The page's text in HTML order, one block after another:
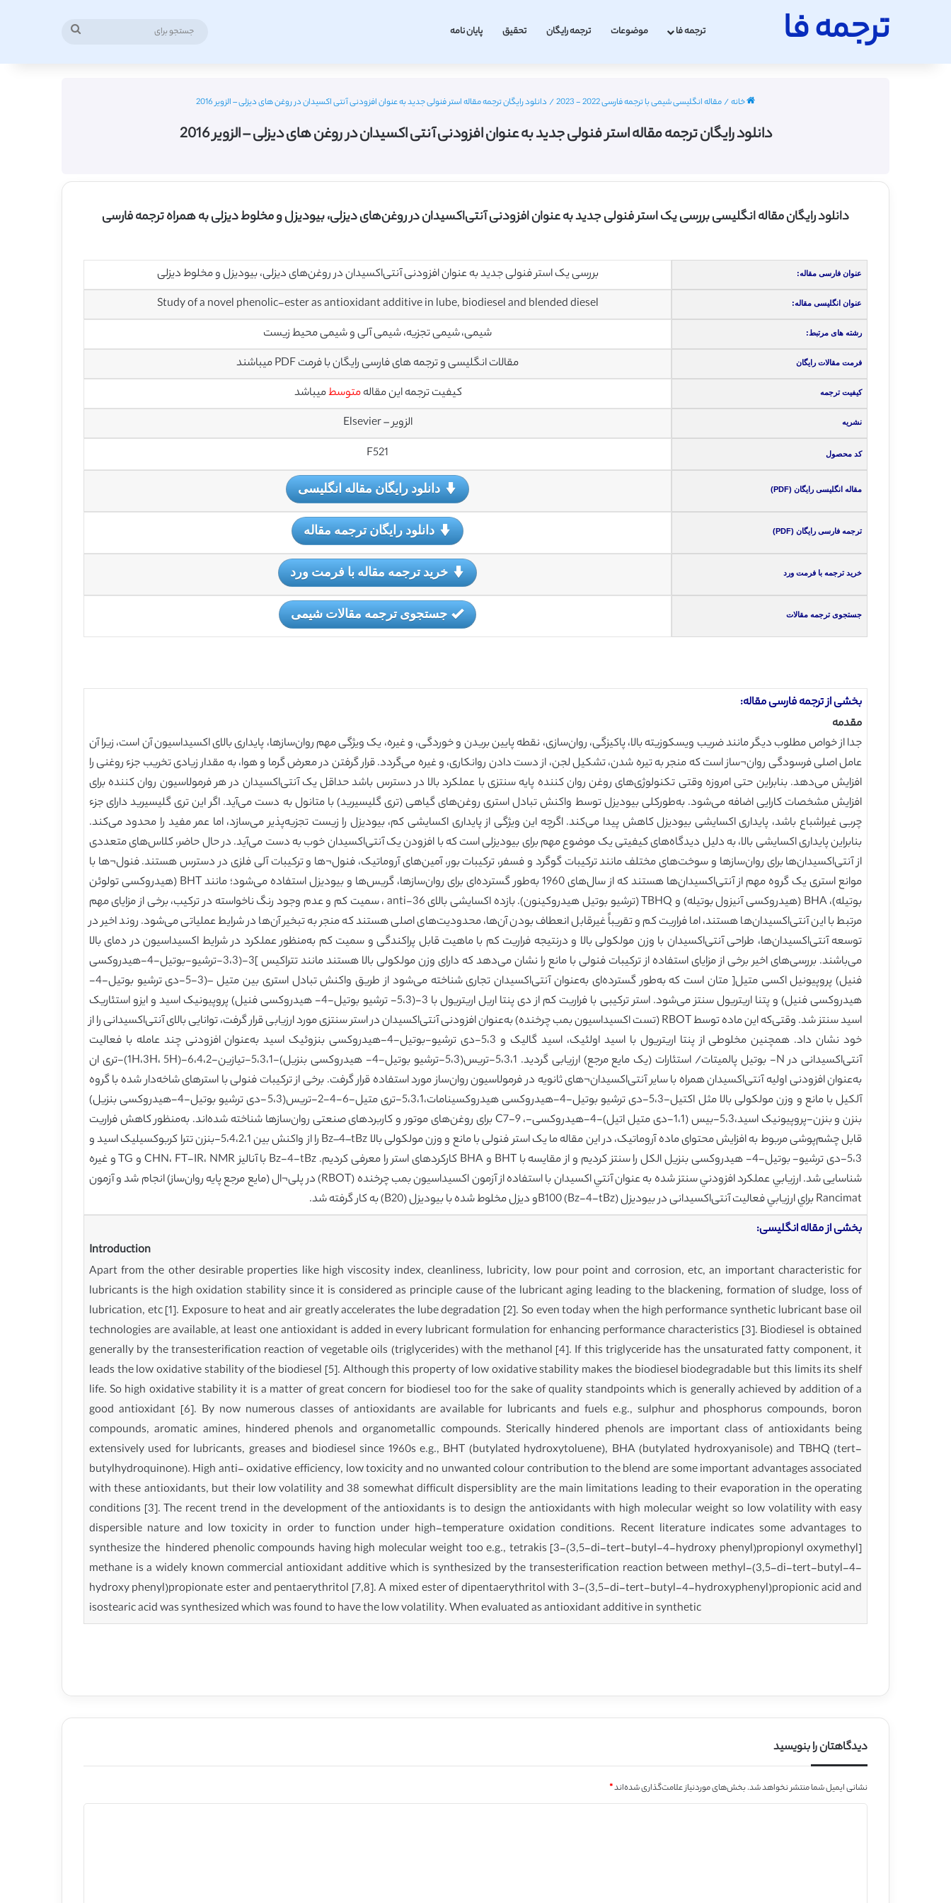
ترجمه فا ترجمه فا موضوعات ترجمه رایگان تحقیق پایان نامه
خانه/مقاله انگلیسی شیمی با ترجمه فارسی 2022 - 2023 / دانلود رایگان ترجمه مقاله استر فنولی جدید به عنوان افزودنی آنتی اکسیدان در روغن های دیزلی – الزویر 2016
دانلود رایگان ترجمه مقاله استر فنولی جدید به عنوان افزودنی آنتی اکسیدان در روغن های دیزلی – الزویر 2016
دانلود رایگان مقاله انگلیسی بررسی یک استر فنولی جدید به عنوان افزودنی آنتی‌اکسیدان در روغن‌های دیزلی، بیودیزل و مخلوط دیزلی به همراه ترجمه فارسی
عنوان فارسی مقاله: بررسی یک استر فنولی جدید به عنوان افزودنی آنتی‌اکسیدان در روغن‌های دیزلی، بیودیزل و مخلوط دیزلی
عنوان انگلیسی مقاله: Study of a novel phenolic-ester as antioxidant additive in lube, biodiesel and blended diesel
رشته های مرتبط: شیمی، شیمی تجزیه، شیمی آلی و شیمی محیط زیست
فرمت مقالات رایگان مقالات انگلیسی و ترجمه های فارسی رایگان با فرمت PDF میباشند
کیفیت ترجمه کیفیت ترجمه این مقالهمتوسطمیباشد
نشریه الزویر – Elsevier
کد محصول F521
مقاله انگلیسی رایگان (PDF) دانلود رایگان مقاله انگلیسی
ترجمه فارسی رایگان (PDF) دانلود رایگان ترجمه مقاله
خرید ترجمه با فرمت ورد خرید ترجمه مقاله با فرمت ورد
جستجوی ترجمه مقالات جستجوی ترجمه مقالات شیمی
بخشی از ترجمه فارسی مقاله:
مقدمه
جدا از خواص مطلوب دیگر مانند ضریب ویسکوزیته بالا، پاکیزگی، روان‌سازی، نقطه پایین بریدن و خوردگی، و غیره، یک ویژگی مهم روان‌سازها، پایداری بالای اکسیداسیون آن است، زیرا آن
عامل اصلی فرسودگی روان¬ساز است که منجر به تیره شدن، تشکیل لجن، از دست دادن روانکاری، و غیره می‌گردد. قرار گرفتن در معرض گرما و هوا، به مقدار زیادی تخریب جزء روغنی را
افزایش می‌دهد. بنابراین حتی امروزه وقتی تکنولوژی‌های روغن روان کننده پایه سنتزی با عملکرد بالا در دسترس باشد حداقل یک آنتی‌اکسیدان در هر فرمولاسیون روان کننده برای
افزایش مشخصات کارایی اضافه می‌شود. به‌طورکلی بیودیزل توسط واکنش تبادل استری روغن‌های گیاهی (تری گلیسیرید) با متانول به دست می‌آید. اگر این تری گلیسیرید دارای جزء
چربی غیراشباع باشد، پایداری اکسایشی بیودیزل کاهش پیدا می‌کند. اگرچه این ویژگی از پایداری اکسایشی کم، بیودیزل را زیست تجزیه‌پذیر می‌سازد، اما عمر مفید را محدود می‌کند.
بنابراین پایداری اکسایشی بالا، به دلیل دیدگاه‌های کیفیتی یک موضوع مهم برای بیودیزلی است که با افزودن یک آنتی‌اکسیدان خوب به دست می‌آید. در حال حاضر، کلاس‌های متعددی
از آنتی‌اکسیدان‌ها برای روان‌سازها و سوخت‌های مختلف مانند ترکیبات گوگرد و فسفر، ترکیبات بور، آمین‌های آروماتیک، فنول¬ها و ترکیبات آلی فلزی در دسترس هستند. فنول¬ها با
موانع استری یک گروه مهم از آنتی‌اکسیدان‌ها هستند که از سال‌های 1960 به‌طور گسترده‌ای برای روان‌سازها، گریس‌ها و بیودیزل استفاده می‌شود؛ مانند BHT (هیدروکسی تولوئن
بوتیله)، BHA (هیدروکسی آنیزول بوتیله) و TBHQ (ترشیو بوتیل هیدروکینون). بازده اکسایشی بالای anti-36 ، سمیت کم و عدم وجود رنگ ناخواسته در ترکیب، برخی از مزایای مهم
مرتبط با این آنتی‌اکسیدان‌ها هستند، اما فراریت کم و تقریباً غیرقابل انعطاف بودن آن‌ها، محدودیت‌های اصلی هستند که منجر به تبخیر آن‌ها در شرایط عملیاتی می‌شود. روند اخیر در
توسعه آنتی‌اکسیدان‌ها، طراحی آنتی‌اکسیدان با وزن مولکولی بالا و درنتیجه فراریت کم با ماهیت قابل پراکندگی و سمیت کم به‌منظور عملکرد در شرایط اکسیداسیون در دمای بالا
می‌باشند. بررسی‌های اخیر برخی از مزایای استفاده از ترکیبات فنولی با مانع را نشان می‌دهد که دارای وزن مولکولی بالا هستند مانند تتراکیس ]3-(3،3-ترشیو-بوتیل-4-هیدروکسی
فنیل) پروپیونیل اکسی متیل[ متان است که به‌طور گسترده‌ای به‌عنوان آنتی‌اکسیدان تجاری شناخته می‌شود از طریق واکنش تبادل استری بین متیل –(3-5-دی ترشیو بوتیل-4-
هیدروکسی فنیل) و پتنا اریتریول سنتز می‌شود. استر ترکیبی با فراریت کم از دی پنتا اریل اریتریول با 3-(5،3- ترشیو بوتیل-4- هیدروکسی فنیل) پروپیونیک اسید و ایزو استئاریک
اسید سنتز شد. وقتی‌که این ماده توسط RBOT (تست اکسیداسیون بمب چرخنده) به‌عنوان افزودنی آنتی‌اکسیدان در استر سنتزی مورد ارزیابی قرار گرفت، توانایی بالای آنتی‌اکسیدانی را از
خود نشان داد. همچنین مخلوطی از پنتا اریتریول با اسید اولئیک، اسید گالیک و 5،3-دی ترشیو-بوتیل-4-هیدروکسی بنزوئیک اسید به‌عنوان افزودنی چند عامله با فعالیت
آنتی‌اکسیدانی در N- بوتیل پالمیتات/ استئارات (یک مایع مرجع) ارزیابی گردید. 5،3،1-تریس(5،3-ترشیو بوتیل-4- هیدروکسی بنزیل)-5،3،1-تیازین-6،4،2-(1H،3H، 5H)-تری ان
به‌عنوان افزودنی اولیه آنتی‌اکسیدان همراه با سایر آنتی‌اکسیدان¬های ثانویه در فرمولاسیون روان‌ساز مورد استفاده قرار گرفت. برخی از ترکیبات فنولی با استرهای شاخه‌دار شده با گروه
آلکیل با مانع و وزن مولکولی بالا مثل اکتیل-5،3-دی ترشیو بوتیل-4-هیدروکسی هیدروکسینامات،5،3،1-تری متیل-6-4-2-تریس(5،3-دی ترشیو بوتیل-4-هیدروکسی بنزیل)
بنزن و بنزن-پروپیونیک اسید،5،3-بیس (1،1-دی متیل اتیل)-4-هیدروکسی-، C7-9 برای روغن‌های موتور و کاربردهای صنعتی روان‌سازها شناخته شده‌اند. به‌منظور کاهش فراریت
قابل چشم‌پوشی مربوط به افزایش محتوای ماده آروماتیک، در این مقاله ما یک استر فنولی با مانع و وزن مولکولی بالا Bz–4–tBz را از واکنش بین 5،4،2،1-بنزن تترا کربوکسیلیک اسید و
5،3-دی ترشیو- بوتیل-4- هیدروکسی بنزیل الکل را سنتز کردیم و از مقایسه با BHT و BHA کارکردهای استر را معرفی کردیم. Bz-4-tBz با آنالیز CHN، FT-IR، NMR و TG و غیره
شناسایی شد. ارزيابي عملكرد افزودني سنتز شده به عنوان آنتي اكسيدان با استفاده از آزمون اكسيداسيون بمب چرخنده (RBOT) در پلی¬ال (مايع مرجع پايه روان‌ساز) انجام شد و آزمون
Rancimat براي ارزيابي فعاليت آنتی‌اکسیدانی در بيوديزل B100 (Bz-4-tBz)و دیزل مخلوط شده با بیودیزل (B20) به کار گرفته شد.
بخشی از مقاله انگلیسی:
Introduction
Apart from the other desirable properties like high viscosity index, cleanliness, lubricity, low pour point and corrosion, etc, an important characteristic for
lubricants is the high oxidation stability since it is considered as principle cause of the lubricant aging leading to the blackening, formation of sludge, loss of
lubrication, etc [1]. Exposure to heat and air greatly accelerates the lube degradation [2]. So even today when the high performance synthetic lubricant base oil
technologies are available, at least one antioxidant is added in every lubricant formulation for enhancing performance characteristics [3]. Biodiesel is obtained
generally by the transesterification reaction of vegetable oils (triglycerides) with the methanol [4]. If this triglyceride has the unsaturated fatty component, it
leads the low oxidative stability of the biodiesel [5]. Although this property of low oxidative stability makes the biodiesel biodegradable but this limits its shelf
life. So high oxidative stability it is a matter of great concern for biodiesel too for the sake of quality standpoints which is generally achieved by addition of a
good antioxidant [6]. By now numerous classes of antioxidants are available for lubricants and fuels e.g., sulphur and phosphorus compounds, boron
compounds, aromatic amines, hindered phenols and organometallic compounds. Sterically hindered phenols are important class of antioxidants being
extensively used for lubricants, greases and biodiesel since 1960s e.g., BHT (butylated hydroxytoluene), BHA (butylated hydroxyanisole) and TBHQ (tert-
butylhydroquinone). High anti- oxidative efficiency, low toxicity and no unwanted colour contribution to the blend are some important advantages associated
with these antioxidants, but their low volatility and 38 somewhat difficult dispersiblity are the main limitations leading to their evaporation in the operating
conditions [3]. The recent trend in the development of the antioxidants is to design the antioxidants with high molecular weight so low volatility with easy
dispersible nature and low toxicity in order to function under high-temperature oxidation conditions. Recent literature indicates some advantages to
synthesize the hindered phenolic compounds having high molecular weight too e.g., tetrakis [3-(3,5-di-tert-butyl-4-hydroxy phenyl)propionyl oxymethyl]
methane is a widely known commercial antioxidant additive which is synthesized by the transesterification reaction between methyl-(3,5-di-tert-butyl-4-
hydroxy phenyl)propionate ester and pentaerythritol [7,8]. A mixed ester of dipentaerythritol with 3-(3,5-di-tert-butyl-4-hydroxyphenyl)propionic acid and
isostearic acid was synthesized which was found to have the low volatility. When evaluated as antioxidant additive in synthetic
دیدگاهتان را بنویسید
نشانی ایمیل شما منتشر نخواهد شد.بخش‌های موردنیاز علامت‌گذاری شده‌اند*